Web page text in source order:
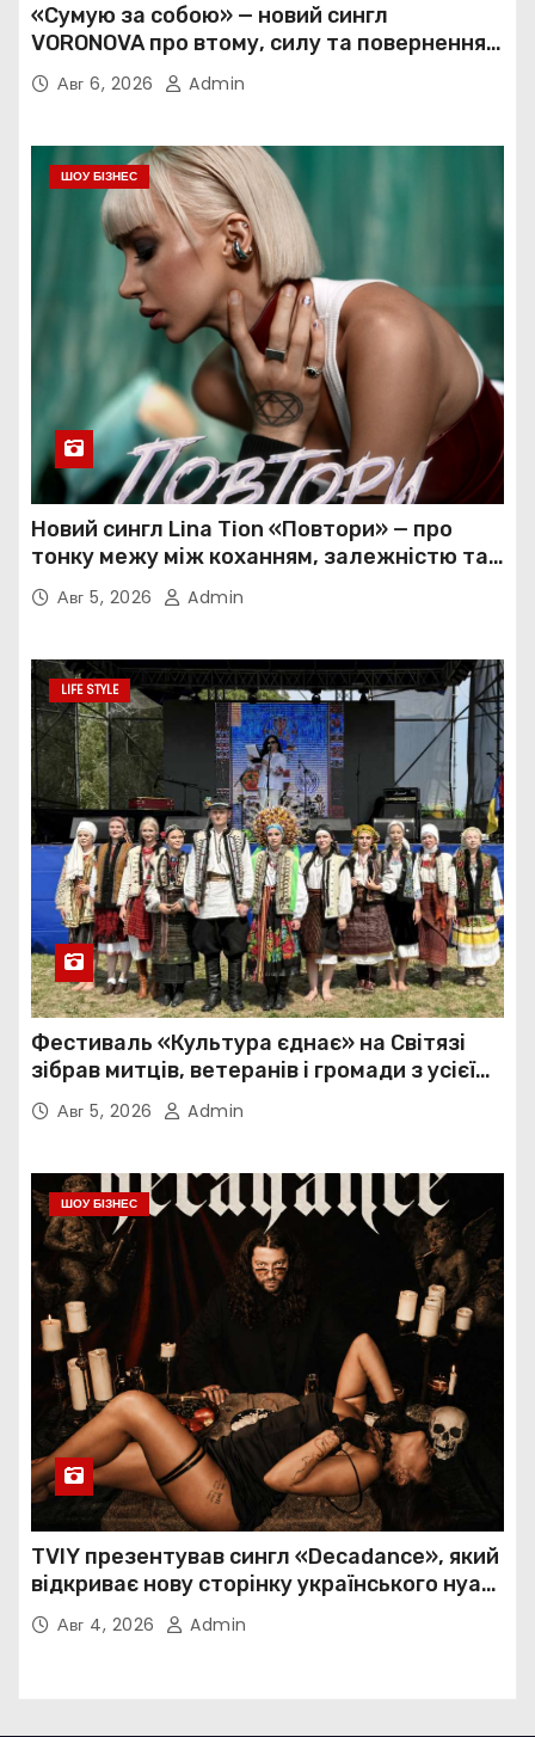
«Сумую за собою» — новий сингл
VORONOVA про втому, силу та повернення
до себе
Авг 6, 2026 Admin
ШОУ БІЗНЕС
Новий сингл Lina Tion «Повтори» — про
тонку межу між коханням, залежністю та
нав’язливою прив’язаністю
Авг 5, 2026 Admin
LIFE STYLE
Фестиваль «Культура єднає» на Світязі
зібрав митців, ветеранів і громади з усієї
України
Авг 5, 2026 Admin
ШОУ БІЗНЕС
TVIY презентував сингл «Decadance», який
відкриває нову сторінку українського нуар-
попуАвг 4, 2026 Admin